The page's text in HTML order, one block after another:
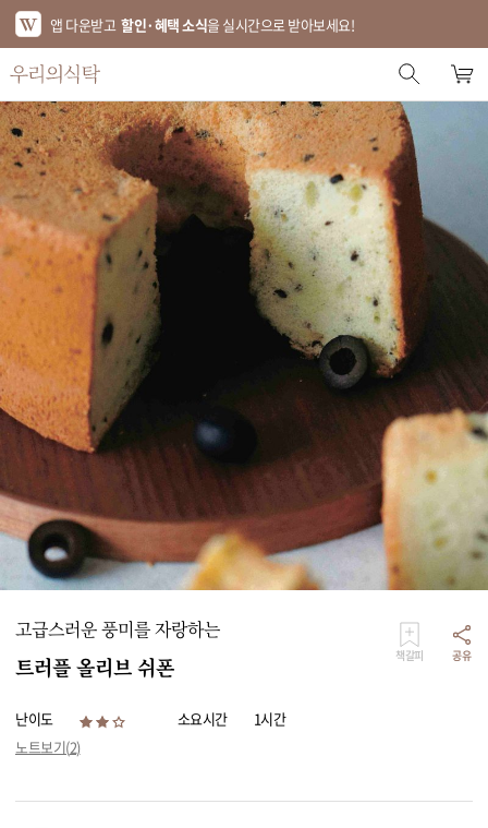
앱 다운받고 할인·혜택 소식을 실시간으로 받아보세요!
스토어 홈
에디터 추천
한정특가
베스트
신상품
푸드
키친
리빙
가전
고급스러운 풍미를 자랑하는
트러플 올리브 쉬폰 책갈피 공유
난이도 소요시간
1시간
노트보기(2)